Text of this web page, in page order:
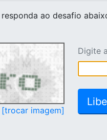
responda ao desafio
[trocar imagem]
Digite